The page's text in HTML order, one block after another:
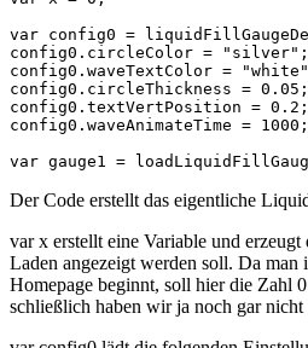
var config0 =
config0.circleColor = "silver";
config0.waveTextColor =
config0.circleThickness =
config0.textVertPosition =
config0.waveAnimateTime =
var gauge1 =
Der Code erstellt das eigentliche
var x erstellt eine Variable und
Laden angezeigt werden soll. Da man
Homepage beginnt, soll hier die Zahl
schließlich haben wir ja noch gar nicht